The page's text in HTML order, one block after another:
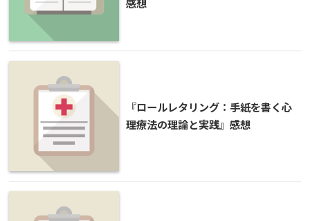
『ロールレタリング：手紙を書く心
理療法の理論と実践』感想